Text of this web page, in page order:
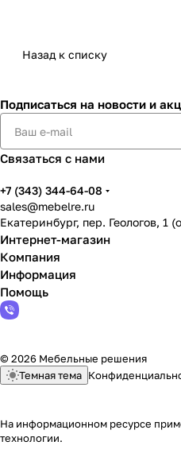
Назад к списку
Подписаться на новости и
Связаться с нами
+7 (343) 344-64-08
sales@mebelre.ru
Екатеринбург, пер. Геологов, 1
Интернет-магазин
Компания
Информация
Помощь
© 2026 Мебельные решения
Темная тема
На информационном ресурсе
технологии.